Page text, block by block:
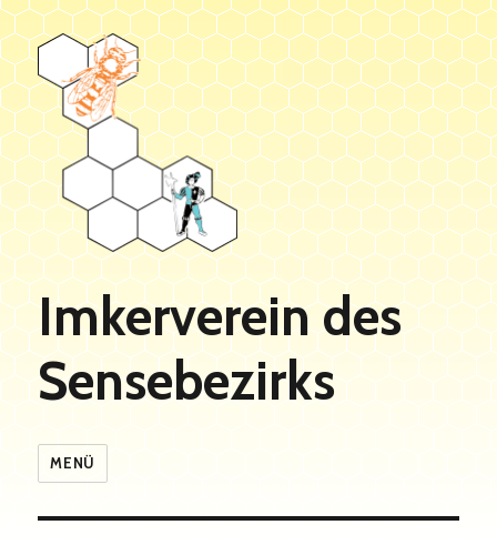
Imkerverein des
Sensebezirks
MENÜ